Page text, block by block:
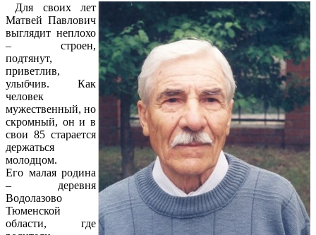
Для своих лет
Матвей Павлович
выглядит неплохо
– строен,
подтянут,
приветлив,
улыбчив. Как
человек
мужественный, но
скромный, он и в
свои 85 старается
держаться
молодцом.
Его малая родина
– деревня
Водолазово
Тюменской
области, где